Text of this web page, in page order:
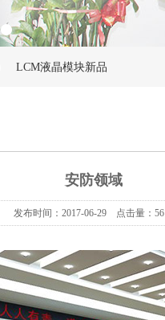
LCM液晶模块新品
安防领域
发布时间：2017-06-29 点击量：